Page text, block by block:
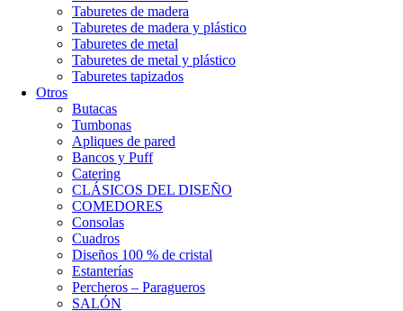
Taburetes de madera
Taburetes de madera y plástico
Taburetes de metal
Taburetes de metal y plástico
Taburetes tapizados
Otros
Butacas
Tumbonas
Apliques de pared
Bancos y Puff
Catering
CLÁSICOS DEL DISEÑO
COMEDORES
Consolas
Cuadros
Diseños 100 % de cristal
Estanterías
Percheros – Paragueros
SALÓN